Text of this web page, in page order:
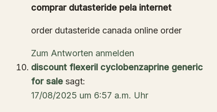
comprar dutasteride pela internet
order dutasteride canada online order
Zum Antworten anmelden
discount flexeril cyclobenzaprine generic
for sale sagt:
17/08/2025 um 6:57 a.m. Uhr